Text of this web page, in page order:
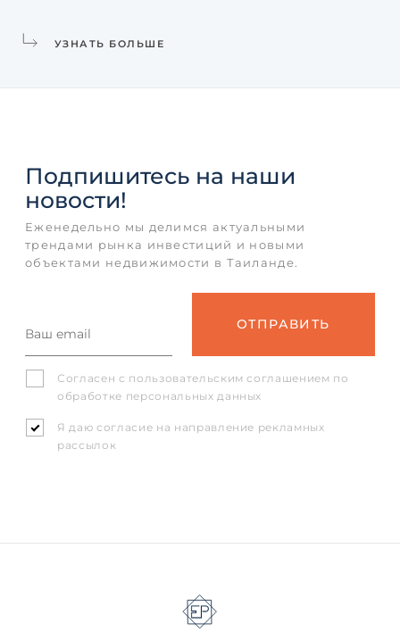
УЗНАТЬ БОЛЬШЕ
Подпишитесь на наши
новости!
Еженедельно мы делимся актуальными
трендами рынка инвестиций и новыми
объектами недвижимости в Таиланде.
Согласен с пользовательским соглашением по
обработке персональных данных
Я даю согласие на направление рекламных
рассылок